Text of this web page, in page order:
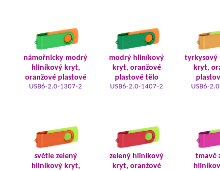
námořnicky modrý
hliníkový kryt,
oranžové plastové
USB6-2.0-1307-2
modrý hliníkový
kryt, oranžové
plastové tělo
USB6-2.0-1407-2
tyrkysový
kryt,
USB6-
světle zelený
hliníkový kryt,
zelený hliníkový
kryt, oranžové
tmavě